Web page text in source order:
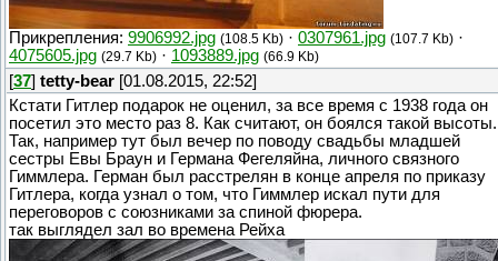
Прикрепления: 9906992.jpg (108.5 Kb) · 0307961.jpg (107.7 Kb) ·
4075605.jpg (29.7 Kb) · 1093889.jpg (66.9 Kb)
[37] tetty-bear [01.08.2015, 22:52]
Кстати Гитлер подарок не оценил, за все время с 1938 года он
посетил это место раз 8. Как считают, он боялся такой высоты.
Так, например тут был вечер по поводу свадьбы младшей
сестры Евы Браун и Германа Фегеляйна, личного связного
Гиммлера. Герман был расстрелян в конце апреля по приказу
Гитлера, когда узнал о том, что Гиммлер искал пути для
переговоров с союзниками за спиной фюрера.
так выглядел зал во времена Рейха